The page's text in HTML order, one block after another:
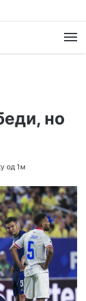
но
од 1м